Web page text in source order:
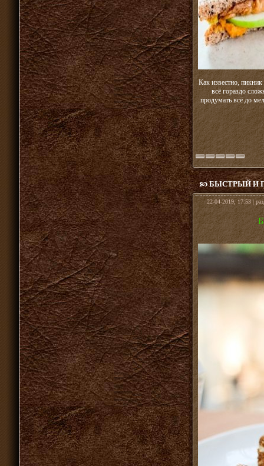
Как известно,
всё гораздо
продумать всё до
БЫСТРЫЙ И
22-04-2019, 17:53 |